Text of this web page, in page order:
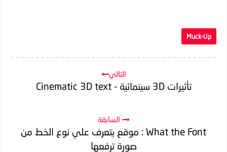
Muck-Up
التالي
تأثيرات 3D سينمائية - Cinematic 3D text
السابقة
What the Font : موقع يتعرف علي نوع الخط من
صورة ترفعها